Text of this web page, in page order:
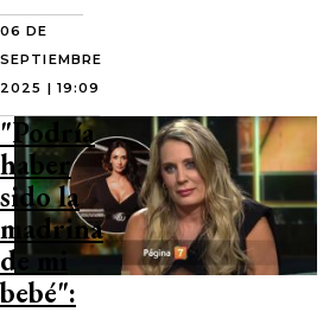
06 DE
SEPTIEMBRE
2025 | 19:09
"Podría
haber
sido la
madrina
de mi
bebé":